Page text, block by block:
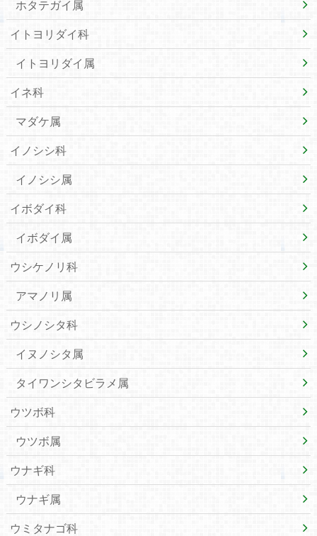
ホタテガイ属
イトヨリダイ科
イトヨリダイ属
イネ科
マダケ属
イノシシ科
イノシシ属
イボダイ科
イボダイ属
ウシケノリ科
アマノリ属
ウシノシタ科
イヌノシタ属
タイワンシタビラメ属
ウツボ科
ウツボ属
ウナギ科
ウナギ属
ウミタナゴ科